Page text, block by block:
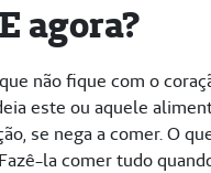
agora?
não fique com o
este ou aquele
se nega a comer. O
la comer tudo